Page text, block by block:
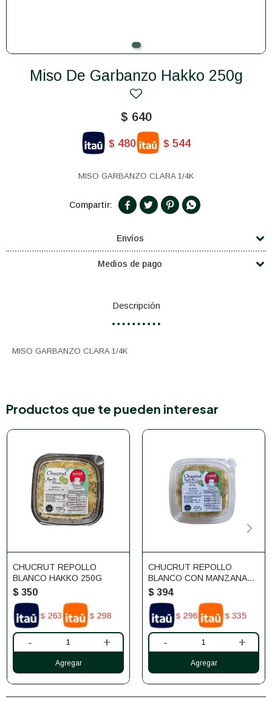
Miso De Garbanzo Hakko 250g
$ 640
$ 480 $ 544
MISO GARBANZO CLARA 1/4K
   
Envíos
Medios de pago
Descripción
MISO GARBANZO CLARA 1/4K
Productos que te pueden interesar
CHUCRUT REPOLLO
BLANCO HAKKO 250G
$ 350
$ 263 $ 298
- +
CHUCRUT REPOLLO
BLANCO CON MANZANA
HAKKO 250G
$ 394
$ 296 $ 335
- +